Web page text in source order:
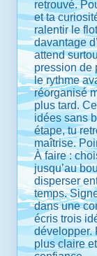
retrouvé.
et ta
ralentir le
davantage
attend
pression de
le rythme
réorganisé
plus tard.
idées sans
étape, tu
maîtrise.
À faire :
jusqu’au
disperser
temps.
dans une
écris trois
développer.
plus claire